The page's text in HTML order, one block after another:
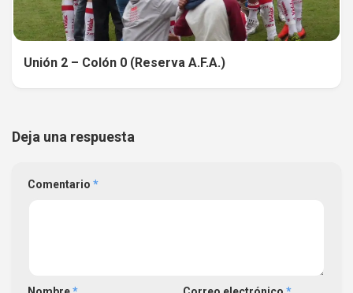
Unión 2 – Colón 0 (Reserva A.F.A.)
Deja una respuesta
Comentario *